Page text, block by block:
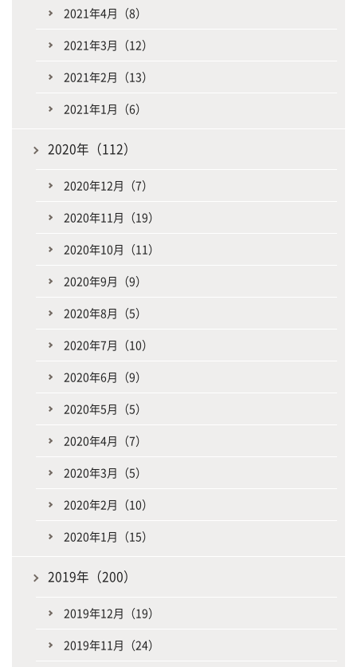
2021年4月（8）
2021年3月（12）
2021年2月（13）
2021年1月（6）
2020年（112）
2020年12月（7）
2020年11月（19）
2020年10月（11）
2020年9月（9）
2020年8月（5）
2020年7月（10）
2020年6月（9）
2020年5月（5）
2020年4月（7）
2020年3月（5）
2020年2月（10）
2020年1月（15）
2019年（200）
2019年12月（19）
2019年11月（24）